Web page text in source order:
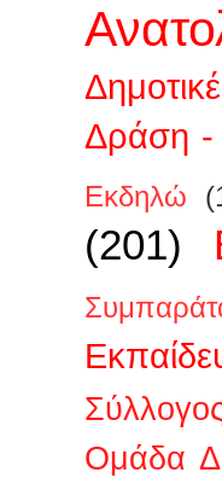
Δράση -
Εκδηλώ
(201)
Ομάδα